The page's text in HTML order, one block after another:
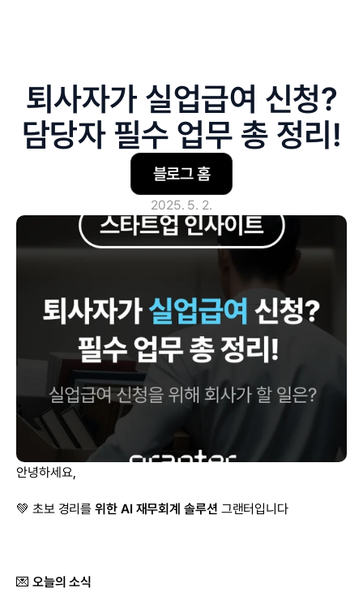
퇴사자가 실업급여 신청?
담당자 필수 업무 총 정리!
블로그 홈
2025. 5. 2.
안녕하세요,
💚 초보 경리를 위한 AI 재무회계 솔루션 그랜터입니다
💌 오늘의 소식